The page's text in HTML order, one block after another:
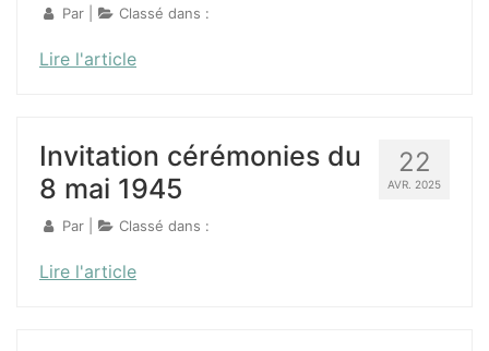
Par Classé dans :
Lire l'article
22
AVR. 2025
Invitation cérémonies du
8 mai 1945
Par Classé dans :
Lire l'article